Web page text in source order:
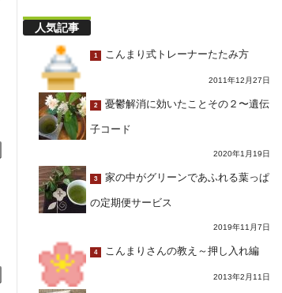
人気記事
1 こんまり式トレーナーたたみ方
2011年12月27日
2 憂鬱解消に効いたことその２〜遺伝
子コード
2020年1月19日
3 家の中がグリーンであふれる葉っぱ
の定期便サービス
2019年11月7日
4 こんまりさんの教え～押し入れ編
2013年2月11日